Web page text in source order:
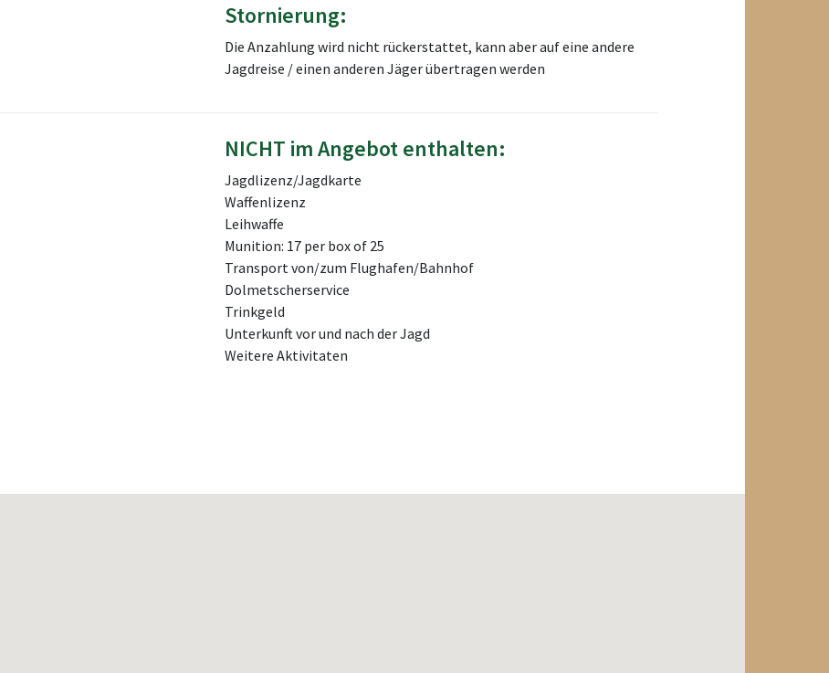
Stornierung:
Die Anzahlung wird nicht rückerstattet, kann aber auf eine andere
Jagdreise / einen anderen Jäger übertragen werden
NICHT im Angebot enthalten:
Jagdlizenz/Jagdkarte
Waffenlizenz
Leihwaffe
Munition: 17 per box of 25
Transport von/zum Flughafen/Bahnhof
Dolmetscherservice
Trinkgeld
Unterkunft vor und nach der Jagd
Weitere Aktivitaten